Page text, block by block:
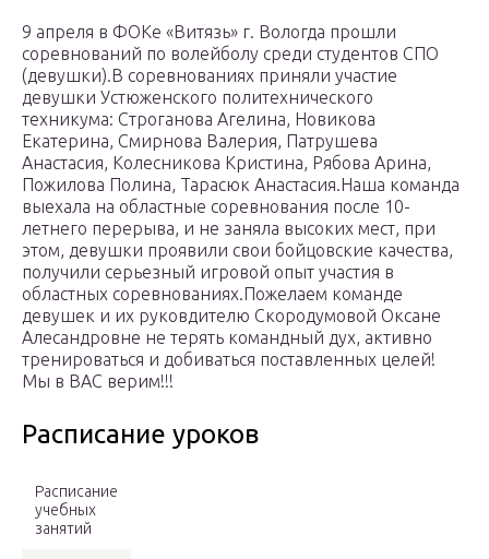
9 апреля в ФОКе «Витязь» г. Вологда прошли
соревнований по волейболу среди студентов СПО
(девушки).В соревнованиях приняли участие
девушки Устюженского политехнического
техникума: Строганова Агелина, Новикова
Екатерина, Смирнова Валерия, Патрушева
Анастасия, Колесникова Кристина, Рябова Арина,
Пожилова Полина, Тарасюк Анастасия.Наша команда
выехала на областные соревнования после 10-
летнего перерыва, и не заняла высоких мест, при
этом, девушки проявили свои бойцовские качества,
получили серьезный игровой опыт участия в
областных соревнованиях.Пожелаем команде
девушек и их руковдителю Скородумовой Оксане
Алесандровне не терять командный дух, активно
тренироваться и добиваться поставленных целей!
Мы в ВАС верим!!!
Расписание уроков
Расписание
учебных
занятий